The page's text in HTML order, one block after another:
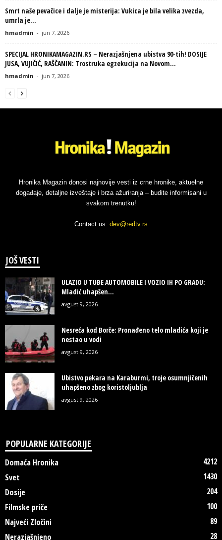
Smrt naše pevačice i dalje je misterija: Vukica je bila velika zvezda,
umrla je...
hmadmin - jun 7, 2026
SPECIJAL HRONIKAMAGAZIN.RS – Nerazjašnjena ubistva 90-tih! DOSIJE
JUSA, VUJIČIĆ, RAŠČANIN: Trostruka egzekucija na Novom...
hmadmin - jun 7, 2026
Hronika Magazin donosi najnovije vesti iz crne hronike, aktuelne
događaje, detaljne izveštaje i brza ažuriranja – budite informisani u
svakom trenutku!
Contact us: dev@redtv.rs
JOŠ VESTI
ULAZIO U TUĐE AUTOMOBILE I VOZIO IH PO GRADU:
Mladić uhapšen...
avgust 9, 2026
Nesreća kod Borče: Pronađeno telo mladića koji je
nestao u vodi
avgust 9, 2026
Ubistvo pekara na Karaburmi, troje osumnjičenih
uhapšeno zbog koristoljublja
avgust 9, 2026
POPULARNE KATEGORIJE
Domaća Hronika
4212
Svet
1430
Dosije
204
Filmske priče
100
Najveći Zločini
89
Nerazjašnjeno
28